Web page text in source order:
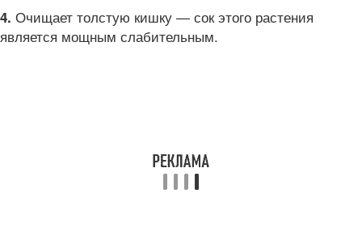
4. Очищает толстую кишку — сок этого растения
является мощным слабительным.